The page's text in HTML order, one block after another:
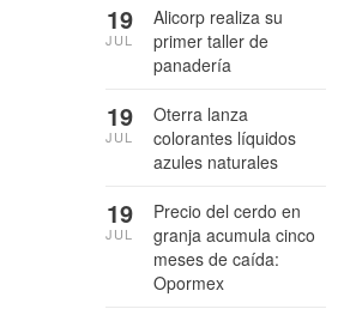
Alicorp realiza su
primer taller de
panadería
19
JUL
Oterra lanza
colorantes líquidos
azules naturales
19
JUL
Precio del cerdo en
granja acumula cinco
meses de caída:
Opormex
19
JUL